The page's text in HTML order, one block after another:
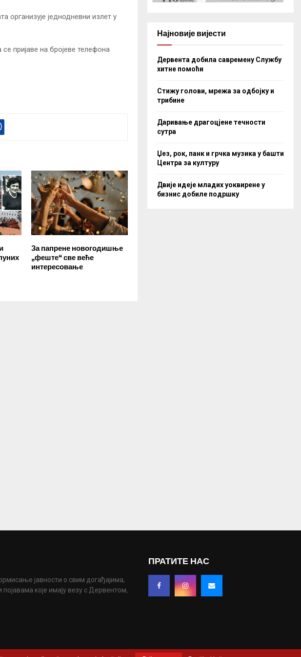
једнодневни излет у
пријаве на бројеве телефона
За папрене новогодишње
„феште“ све веће
интересовање
Најновије вијести
Дервента добила савремену Службу
хитне помоћи
Стижу голови, мрежа за одбојку и
трибине
Даривање драгоцјене течности
сутра
Џез, рок, панк и грчка музика у башти
Центра за културу
Двије идеје младих уоквирене у
бизнис добиле подршку
јавности о свим догађајима,
које имају везу с Дервентом,
ПРАТИТЕ НАС